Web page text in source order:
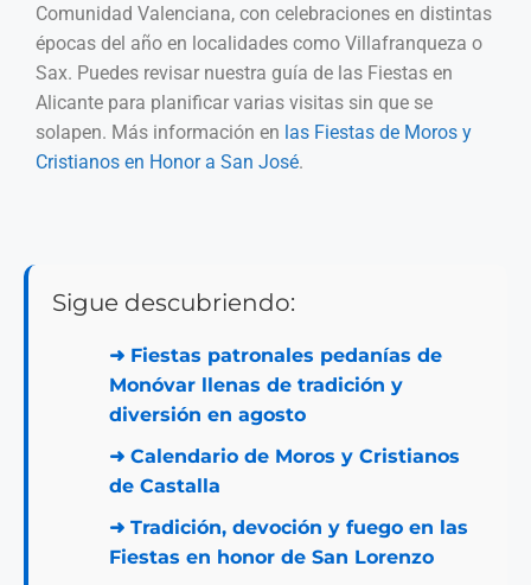
Comunidad Valenciana, con celebraciones en distintas
épocas del año en localidades como Villafranqueza o
Sax. Puedes revisar nuestra guía de las Fiestas en
Alicante para planificar varias visitas sin que se
solapen. Más información en las Fiestas de Moros y
Cristianos en Honor a San José.
Sigue descubriendo:
➜ Fiestas patronales pedanías de
Monóvar llenas de tradición y
diversión en agosto
➜ Calendario de Moros y Cristianos
de Castalla
➜ Tradición, devoción y fuego en las
Fiestas en honor de San Lorenzo